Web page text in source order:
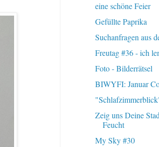
eine schöne Feier
Gefüllte Paprika
Suchanfragen aus
Freutag #36 - ich
Foto - Bilderrätsel
BIWYFI: Januar
Zeig uns Deine
Feucht
My Sky #30